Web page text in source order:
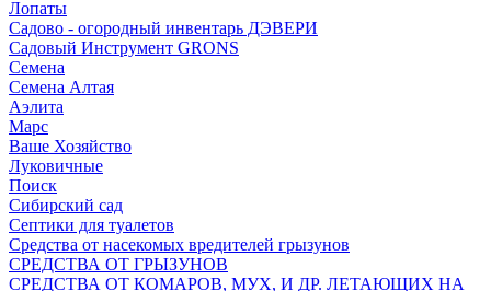
Лопаты
Садово - огородный инвентарь ДЭВЕРИ
Садовый Инструмент GRONS
Семена
Семена Алтая
Аэлита
Марс
Ваше Хозяйство
Луковичные
Поиск
Сибирский сад
Септики для туалетов
Средства от насекомых вредителей грызунов
СPEДСТВА ОТ ГРЫЗУНОВ
СРЕДСТВА ОТ КОМАРОВ, МУХ, И ДР. ЛЕТАЮЩИХ НА